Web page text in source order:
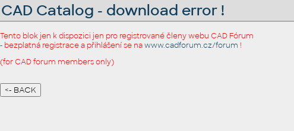
CAD Catalog - download error !
Tento blok jen k dispozici jen pro registrované členy webu CAD Fórum
- bezplatná registrace a přihlášení se nawww.cadforum.cz/forum !
(for CAD forum members only)